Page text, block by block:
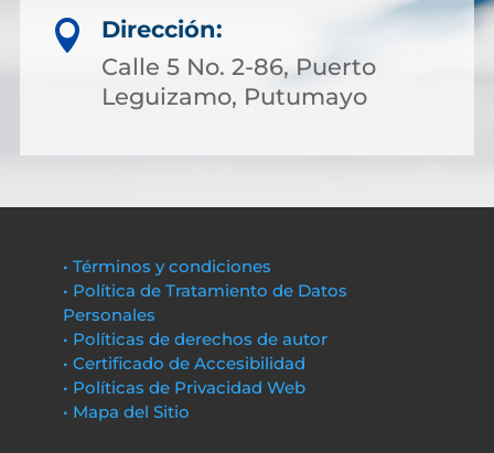

Dirección:
Calle 5 No. 2-86, Puerto
Leguizamo, Putumayo
• Términos y condiciones
• Política de Tratamiento de Datos
Personales
• Políticas de derechos de autor
• Certificado de Accesibilidad
• Políticas de Privacidad Web
• Mapa del Sitio